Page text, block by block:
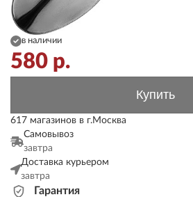
в наличии
580 р.
Купить
617 магазинов в г.Москва
Самовывоз
завтра
Доставка курьером
завтра
Гарантия